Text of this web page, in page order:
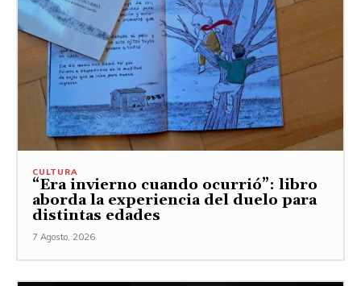
CULTURA
“Era invierno cuando ocurrió”: libro
aborda la experiencia del duelo para
distintas edades
7 Agosto, 2026